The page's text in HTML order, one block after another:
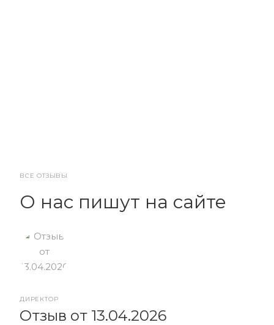
ВСЕ ОТЗЫВЫ
О нас пишут на сайте
ДИРЕКТОР
Отзыв от 13.04.2026